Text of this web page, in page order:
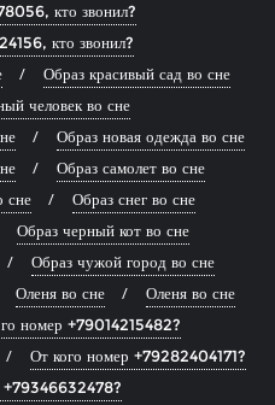
кто звонил?
кто звонил?
Образ красивый сад во сне
человек во сне
Образ новая одежда во сне
Образ самолет во сне
сне
Образ снег во сне
Образ черный кот во сне
Образ чужой город во сне
Оленя во сне
Оленя во сне
номер +79014215482?
От кого номер +79282404171?
+79346632478?